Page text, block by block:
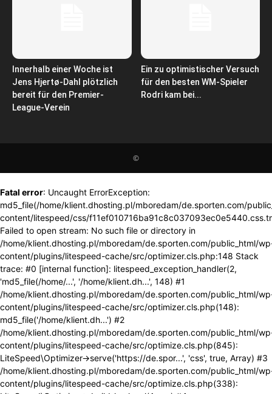
Innerhalb einer Woche ist
Jens Hjertø-Dahl plötzlich
bereit für den Premier-
League-Verein
Ein zu optimistischer Versuch
für den besten WM-Spieler
Rodri kam bei...
©
Fatal error: Uncaught ErrorException:
md5_file(/home/klient.dhosting.pl/mboredam/de.sporten.com/
content/litespeed/css/
Failed to open stream: No such file or directory in
/home/klient.dhosting.pl/mboredam/de.sporten.com/public_html/
content/plugins/litespeed-cache/src/optimizer.cls.php:148 Stack
trace: #0 [internal function]: litespeed_exception_handler(2,
'md5_file(/home/...', '/home/klient.dh...', 148) #1
/home/klient.dhosting.pl/mboredam/de.sporten.com/public_html/
content/plugins/litespeed-cache/src/optimizer.cls.php(148):
md5_file('/home/klient.dh...') #2
/home/klient.dhosting.pl/mboredam/de.sporten.com/public_html/
content/plugins/litespeed-cache/src/optimize.cls.php(845):
LiteSpeed\Optimizer->serve('https://de.spor...', 'css', true, Array) #3
/home/klient.dhosting.pl/mboredam/de.sporten.com/public_html/
content/plugins/litespeed-cache/src/optimize.cls.php(338):